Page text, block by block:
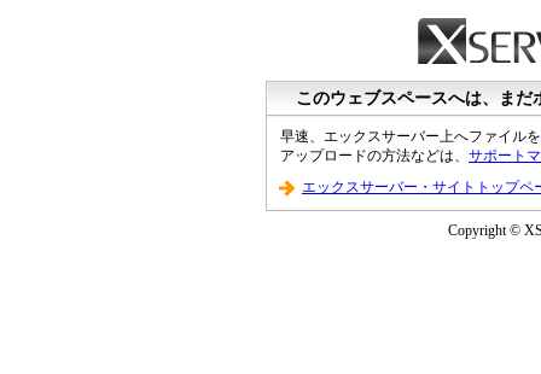
このウェブスペースへは、ま
早速、エックスサーバー上へファイル
アップロードの方法などは、 サポート
エックスサーバー・サイトトップペ
Copyright ©